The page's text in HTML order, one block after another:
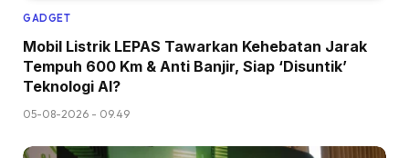
GADGET
Mobil Listrik LEPAS Tawarkan Kehebatan Jarak
Tempuh 600 Km & Anti Banjir, Siap ‘Disuntik’
Teknologi AI?
05-08-2026 - 09.49